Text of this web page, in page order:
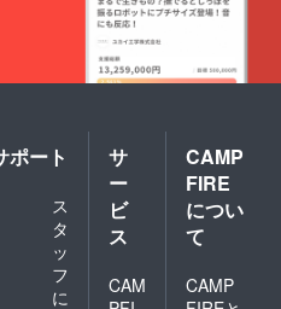
ポート
ス
タ
ッ
フ
に
サ
ー
ビ
ス
CAM
CAMP
FIRE
につい
て
CAMP